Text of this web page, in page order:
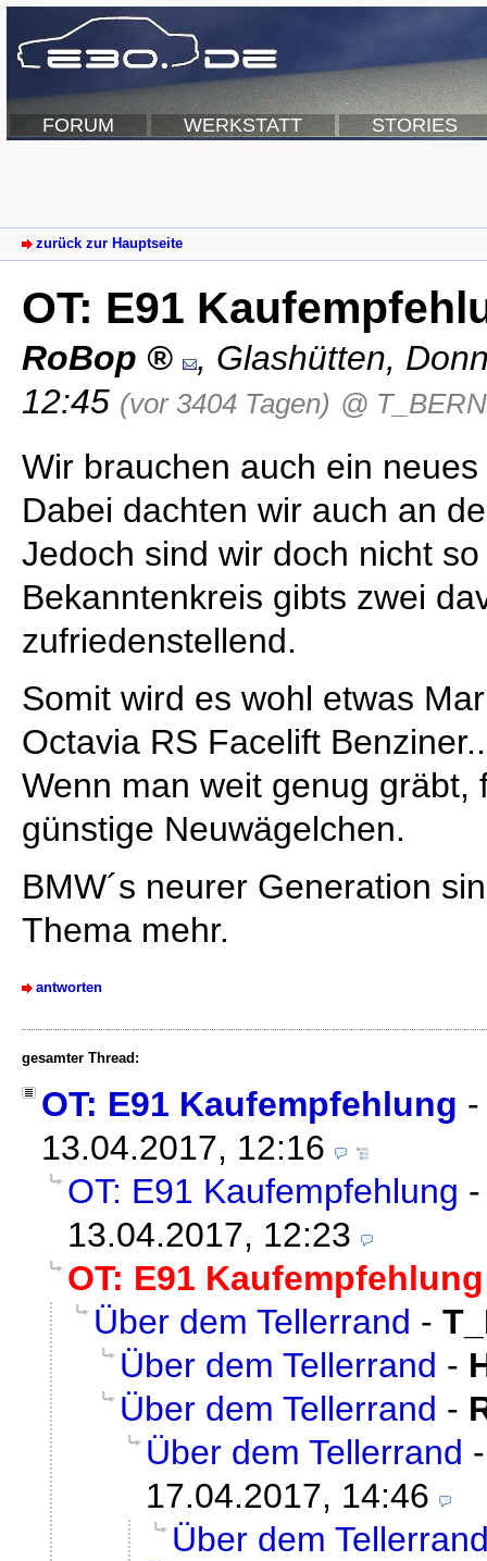
FORUM WERKSTATT STORIES
zurück zur Hauptseite
OT: E91
RoBop , Glashütten,
12:45 (vor 3404 Tagen) @
Wir brauchen auch ein
Dabei dachten wir auch an
Jedoch sind wir doch nicht
Bekanntenkreis gibts zwei
zufriedenstellend.
Somit wird es wohl etwas
Octavia RS Facelift
Wenn man weit genug gräbt,
günstige Neuwägelchen.
BMW´s neurer Generation
Thema mehr.
antworten
gesamter Thread:
OT: E91 Kaufempfehlung
13.04.2017, 12:16
OT: E91 Kaufempfehlung
13.04.2017, 12:23
OT: E91 Kaufempfehlung
Über dem Tellerrand -
Über dem Tellerrand -
Über dem Tellerrand -
Über dem Tellerrand
17.04.2017, 14:46
Über dem